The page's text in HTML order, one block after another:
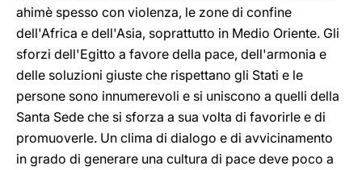
ahimè spesso con violenza, le zone di confine
dell'Africa e dell'Asia, soprattutto in Medio Oriente. Gli
sforzi dell'Egitto a favore della pace, dell'armonia e
delle soluzioni giuste che rispettano gli Stati e le
persone sono innumerevoli e si uniscono a quelli della
Santa Sede che si sforza a sua volta di favorirle e di
promuoverle. Un clima di dialogo e di avvicinamento
in grado di generare una cultura di pace deve poco a